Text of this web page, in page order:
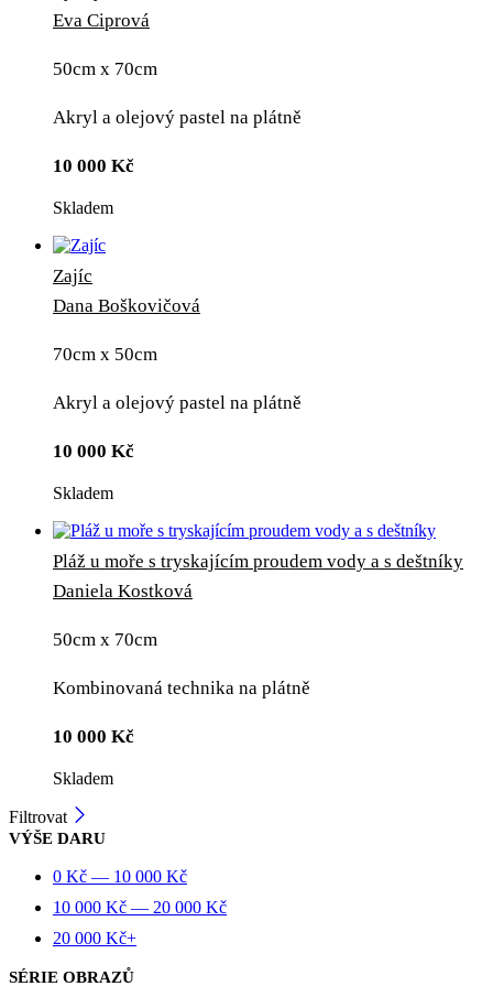
Eva Ciprová
50cm x 70cm
Akryl a olejový pastel na plátně
10 000 Kč
Skladem
Zajíc
Dana Boškovičová
70cm x 50cm
Akryl a olejový pastel na plátně
10 000 Kč
Skladem
Pláž u moře s tryskajícím proudem vody a s deštníky
Daniela Kostková
50cm x 70cm
Kombinovaná technika na plátně
10 000 Kč
Skladem
Filtrovat
VÝŠE DARU
0 Kč — 10 000 Kč
10 000 Kč — 20 000 Kč
20 000 Kč+
SÉRIE OBRAZŮ